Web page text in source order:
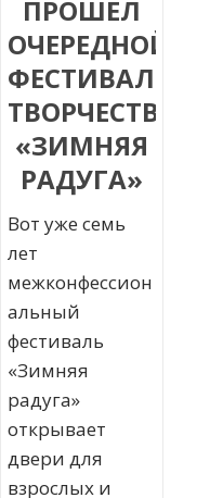
ПРОШЕЛ
ОЧЕРЕДНОЙ
ФЕСТИВАЛЬ
ТВОРЧЕСТВА
«ЗИМНЯЯ
РАДУГА»
Вот уже семь
лет
межконфессион
альный
фестиваль
«Зимняя
радуга»
открывает
двери для
взрослых и